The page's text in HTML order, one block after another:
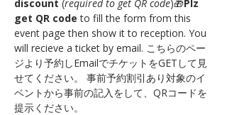
discount (required to get QR code)🎁Plz
get QR code to fill the form from this
event page then show it to reception. You
will recieve a ticket by email. こちらのペー
ジより予約しEmailでチケットをGETして見
せてください。 事前予約割引あり対象のイ
ベントから事前の記入をして、QRコードを
提示ください。